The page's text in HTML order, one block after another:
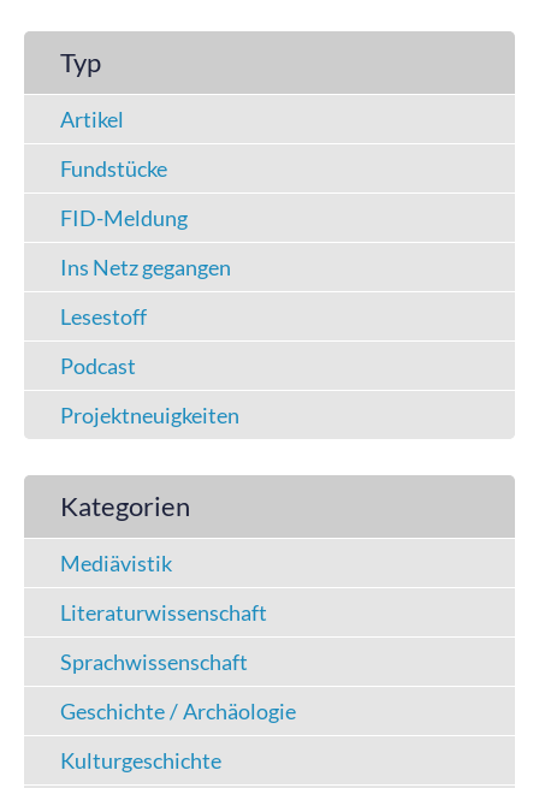
Typ
Artikel
Fundstücke
FID-Meldung
Ins Netz gegangen
Lesestoff
Podcast
Projektneuigkeiten
Kategorien
Mediävistik
Literaturwissenschaft
Sprachwissenschaft
Geschichte / Archäologie
Kulturgeschichte